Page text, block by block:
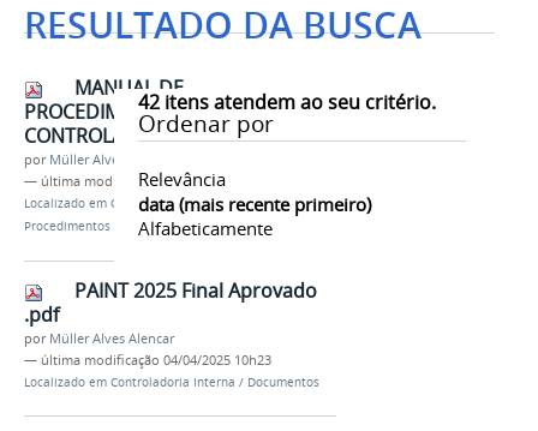
RESULTADO DA BUSCA
42itens atendem ao seu critério.
Ordenar por
Relevância
data (mais recente primeiro)
Alfabeticamente
MANUAL DE
PROCEDIMENTOS -
CONTROLADORIA INTERNA.pdf
por Müller Alves Alencar
— última modificação 18/11/2025 10h29
Localizado em Controladoria Interna /Manual de
Procedimentos
PAINT 2025 Final Aprovado
.pdf
por Müller Alves Alencar
— última modificação 04/04/2025 10h23
Localizado em Controladoria Interna / Documentos